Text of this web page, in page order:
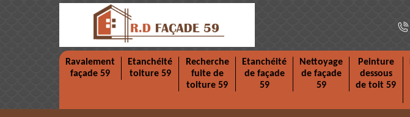
Ravalement
façade 59
Etanchéité
toiture 59
Recherche
fuite de
toiture 59
Etanchéité
de façade
59
Nettoyage
de façade
59
Peinture
dessous
de toit 59